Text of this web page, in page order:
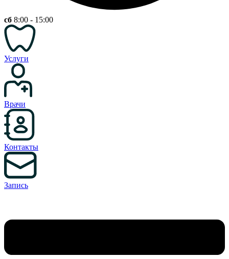
cб 8:00 - 15:00
Услуги
Врачи
Контакты
Запись